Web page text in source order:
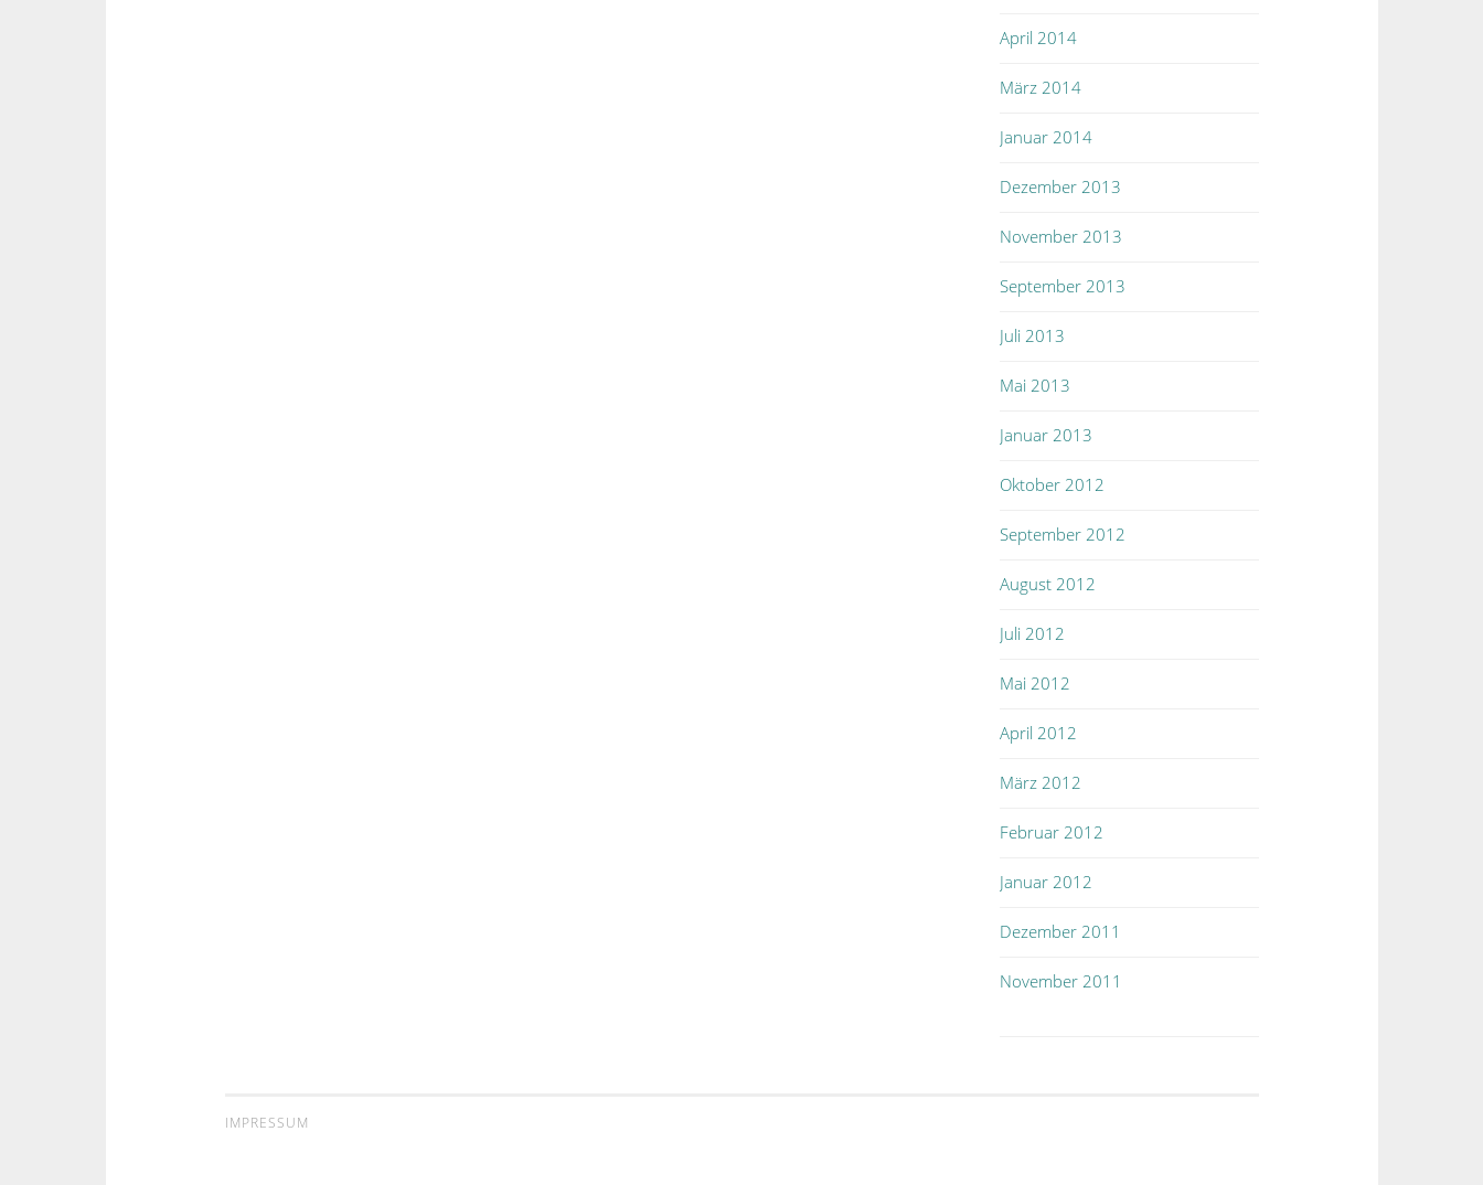
April 2014
März 2014
Januar 2014
Dezember 2013
November 2013
September 2013
Juli 2013
Mai 2013
Januar 2013
Oktober 2012
September 2012
August 2012
Juli 2012
Mai 2012
April 2012
März 2012
Februar 2012
Januar 2012
Dezember 2011
November 2011
IMPRESSUM